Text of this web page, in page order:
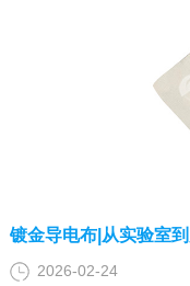
镀金导电布|从实验室
2026-02-24